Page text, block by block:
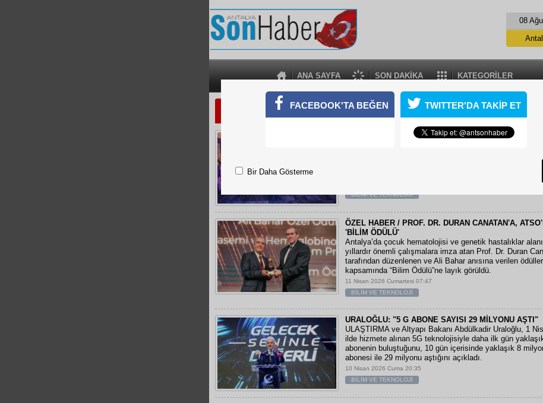
08
ANA SAYFA SON DAKİKA KATEGORİLER
BİLİM VE TEKNOLOJİ
'YAPAY ZEKA, ARTIK HAYATTA KALMA ŞANSI'
Şahin, yapay zeka devriminde Türkiye'nin önemli
BİLİM VE TEKNOLOJİ
ÖZEL HABER / PROF. DR. DURAN CANATAN'A,
'BİLİM ÖDÜLÜ'
Antalya’da çocuk hematolojisi ve genetik hastalıklar
yıllardır önemli çalışmalara imza atan Prof. Dr. Duran
tarafından düzenlenen ve Ali Bahar anısına verilen ödüller
kapsamında “Bilim Ödülü”ne layık görüldü.
11 Nisan 2026 Cumartesi 07:47
BİLİM VE TEKNOLOJİ
URALOĞLU: "5 G ABONE SAYISI 29 MİLYONU AŞTI"
ULAŞTIRMA ve Altyapı Bakanı Abdülkadir Uraloğlu, 1
ilde hizmete alınan 5G teknolojisiyle daha ilk gün
abonenin buluştuğunu, 10 gün içerisinde yaklaşık 8
abonesi ile 29 milyonu aştığını açıkladı.
10 Nisan 2026 Cuma 20:35
BİLİM VE TEKNOLOJİ
FACEBOOK'TA BEĞEN TWITTER'DA TAKİP ET
Bir Daha Gösterme